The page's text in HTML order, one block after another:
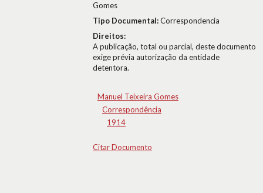
Gomes
Tipo Documental:Correspondencia
Direitos:
A publicação, total ou parcial, deste documento
exige prévia autorização da entidade
detentora.
Manuel Teixeira Gomes
Correspondência
1914
Citar Documento